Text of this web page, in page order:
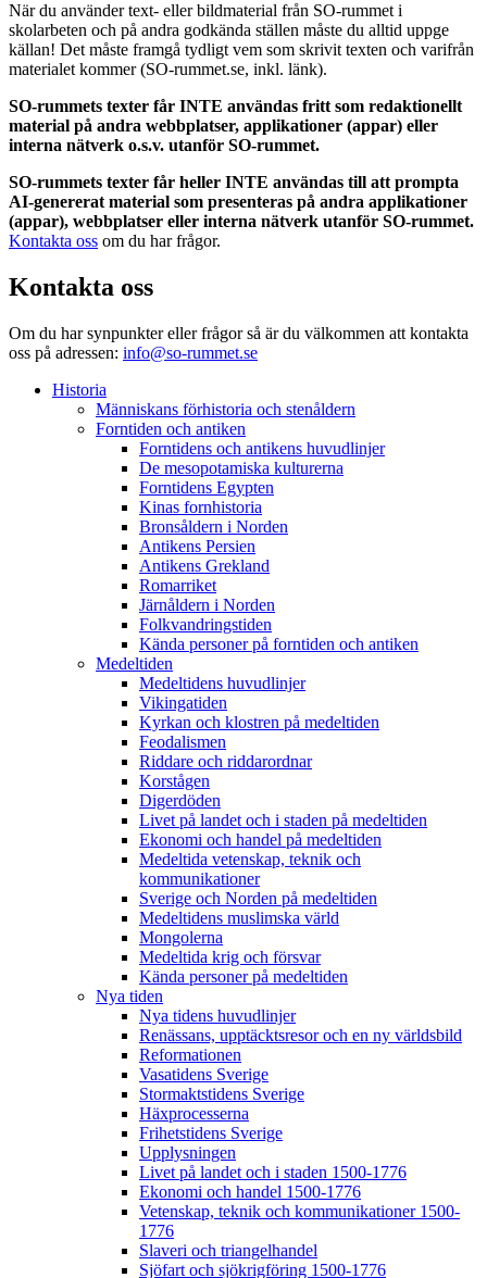
När du använder text- eller bildmaterial från SO-rummet i
skolarbeten och på andra godkända ställen måste du alltid uppge
källan! Det måste framgå tydligt vem som skrivit texten och varifrån
materialet kommer (SO-rummet.se, inkl. länk).
SO-rummets texter får INTE användas fritt som redaktionellt
material på andra webbplatser, applikationer (appar) eller
interna nätverk o.s.v. utanför SO-rummet.
SO-rummets texter får heller INTE användas till att prompta
AI-genererat material som presenteras på andra applikationer
(appar), webbplatser eller interna nätverk utanför SO-rummet.
Kontakta oss om du har frågor.
Kontakta oss
Om du har synpunkter eller frågor så är du välkommen att kontakta
oss på adressen: info@so-rummet.se
Historia
Människans förhistoria och stenåldern
Forntiden och antiken
Forntidens och antikens huvudlinjer
De mesopotamiska kulturerna
Forntidens Egypten
Kinas fornhistoria
Bronsåldern i Norden
Antikens Persien
Antikens Grekland
Romarriket
Järnåldern i Norden
Folkvandringstiden
Kända personer på forntiden och antiken
Medeltiden
Medeltidens huvudlinjer
Vikingatiden
Kyrkan och klostren på medeltiden
Feodalismen
Riddare och riddarordnar
Korstågen
Digerdöden
Livet på landet och i staden på medeltiden
Ekonomi och handel på medeltiden
Medeltida vetenskap, teknik och
kommunikationer
Sverige och Norden på medeltiden
Medeltidens muslimska värld
Mongolerna
Medeltida krig och försvar
Kända personer på medeltiden
Nya tiden
Nya tidens huvudlinjer
Renässans, upptäcktsresor och en ny världsbild
Reformationen
Vasatidens Sverige
Stormaktstidens Sverige
Häxprocesserna
Frihetstidens Sverige
Upplysningen
Livet på landet och i staden 1500-1776
Ekonomi och handel 1500-1776
Vetenskap, teknik och kommunikationer 1500-
1776
Slaveri och triangelhandel
Sjöfart och sjökrigföring 1500-1776